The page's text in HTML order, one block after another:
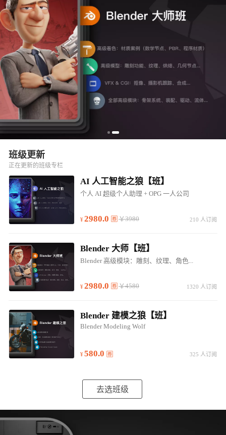
班级更新
正在更新的班级专栏
AI 人工智能之狼【班】
个人 AI 超级个人助理 + OPG 一人公司
2980.0 ￥3980 210 人订阅
Blender 大师【班】
Blender 高级模块：雕刻、纹理、角色...
2980.0 ￥4580 1320 人订阅
Blender 建模之狼【班】
Blender Modeling Wolf
580.0 325 人订阅
去选班级